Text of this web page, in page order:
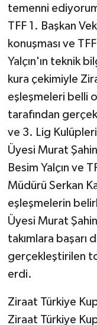
temenni
TFF 1. Başkan
konuşması ve
Yalçın'ın teknik
kura çekimiyle
eşleşmeleri belli
tarafından
ve 3. Lig
Üyesi Murat
Besim Yalçın ve
Müdürü Serkan
eşleşmelerin
Üyesi Murat
takımlara başarı
gerçekleştirilen
erdi.
Ziraat Türkiye
Ziraat Türkiye